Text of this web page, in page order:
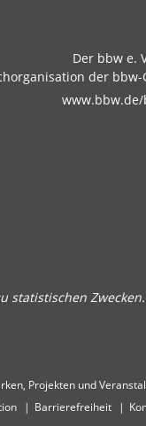
Der bbw e.
der bbw-
statistischen
Projekten und
Barrierefreiheit